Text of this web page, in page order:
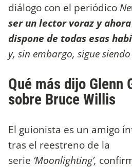
diálogo con el periódico
ser un lector voraz y
dispone de todas esas
y, sin embargo, sigue
Qué más dijo Glenn
sobre Bruce Willis
El guionista es un amigo
tras el reestreno de la
serie ‘Moonlighting’,